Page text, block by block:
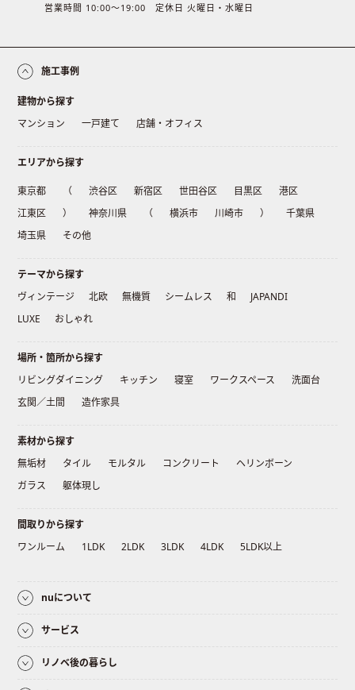
営業時間 10:00〜19:00 定休日 火曜日・水曜日
施工事例
建物から探す
マンション
一戸建て 店舗・オフィス
エリアから探す
東京都 （ 渋谷区 新宿区 世田谷区 目黒区
港区
江東区
） 神奈川県 （ 横浜市 川崎市 ）
千葉県
埼玉県
その他
テーマから探す
ヴィンテージ
北欧 無機質 シームレス 和
JAPANDI
LUXE
おしゃれ
場所・箇所から探す
リビングダイニング
キッチン 寝室 ワークスペース
洗面台
玄関／土間
造作家具
素材から探す
無垢材
タイル モルタル コンクリート
ヘリンボーン
ガラス
躯体現し
間取りから探す
ワンルーム
1LDK 2LDK 3LDK 4LDK 5LDK以上
nuについて
サービス
リノベ後の暮らし